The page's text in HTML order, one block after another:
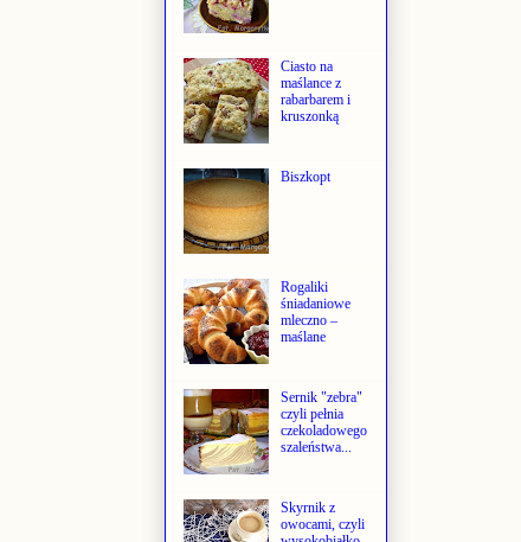
Ciasto na
maślance z
rabarbarem i
kruszonką
Biszkopt
Rogaliki
śniadaniowe
mleczno –
maślane
Sernik "zebra"
czyli pełnia
czekoladowego
szaleństwa...
Skyrnik z
owocami, czyli